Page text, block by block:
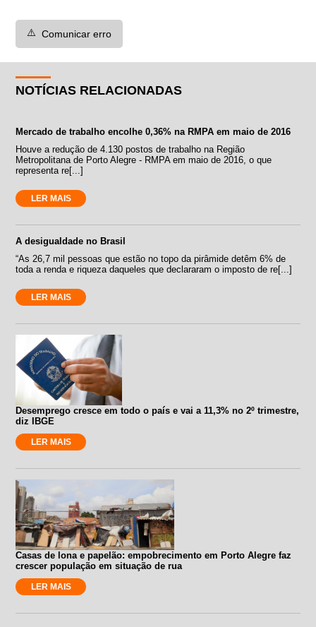
⚠️ Comunicar erro
NOTÍCIAS RELACIONADAS
Mercado de trabalho encolhe 0,36% na RMPA em maio de 2016
Houve a redução de 4.130 postos de trabalho na Região
Metropolitana de Porto Alegre - RMPA em maio de 2016, o que
representa re[...]
LER MAIS
A desigualdade no Brasil
“As 26,7 mil pessoas que estão no topo da pirâmide detêm 6% de
toda a renda e riqueza daqueles que declararam o imposto de re[...]
LER MAIS
Desemprego cresce em todo o país e vai a 11,3% no 2º trimestre,
diz IBGE
LER MAIS
Casas de lona e papelão: empobrecimento em Porto Alegre faz
crescer população em situação de rua
LER MAIS